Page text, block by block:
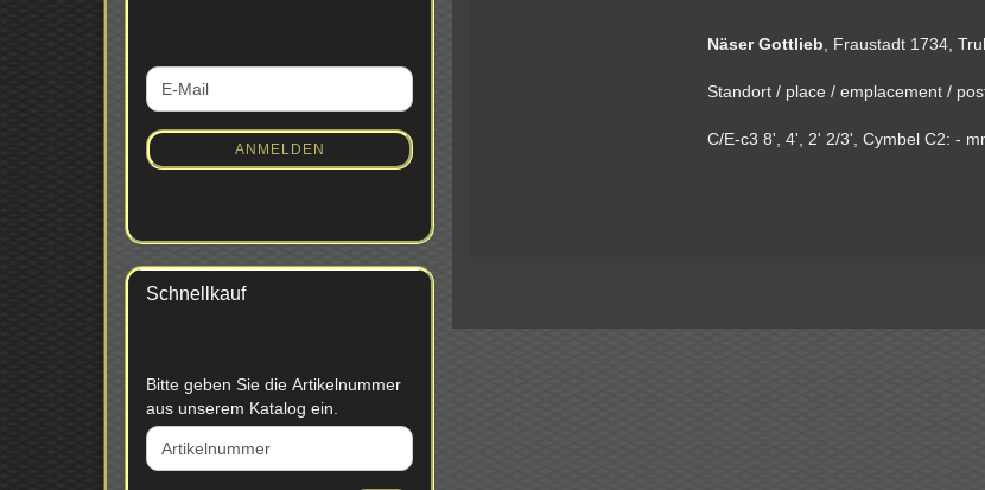
Näser Gottlieb , Fraustadt 1734,
Standort / place / emplacement /
C/E-c3 8', 4', 2' 2/3', Cymbel C2: -
WEITER
ZUR
ANMELDUNG
E-
Mail
ANMELDEN
Schnellkauf
BITTE
GEBEN
SIE
DIE
Bitte geben Sie die Artikelnummer
aus unserem Katalog ein.